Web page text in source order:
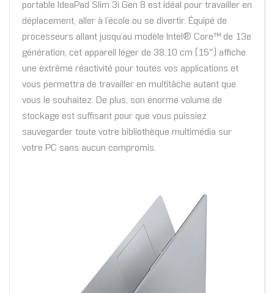
portable IdeaPad Slim 3i Gen 8 est idéal pour travailler en
déplacement, aller à l’école ou se divertir. Équipé de
processeurs allant jusqu’au modèle Intel® Core™ de 13e
génération, cet appareil léger de 38,10 cm (15″) affiche
une extrême réactivité pour toutes vos applications et
vous permettra de travailler en multitâche autant que
vous le souhaitez. De plus, son énorme volume de
stockage est suffisant pour que vous puissiez
sauvegarder toute votre bibliothèque multimédia sur
votre PC sans aucun compromis.